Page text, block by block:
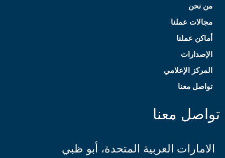
من نحن
مجالات عملنا
أماكن عملنا
الإصدارات
المركز الإعلامي
تواصل معنا
تواصل معنا
الامارات العربية المتحدة، أبو ظبي